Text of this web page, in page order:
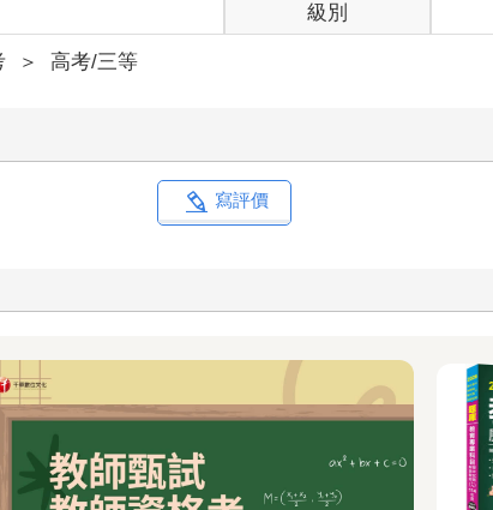
級別
＞ 高考/三等
寫評價